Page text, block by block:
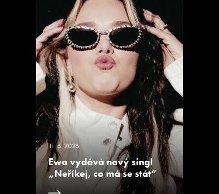
11. 6. 2026
Ewa vydává nový singl
„Neříkej, co má se stát“